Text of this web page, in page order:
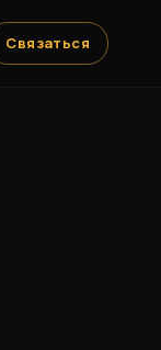
Связаться